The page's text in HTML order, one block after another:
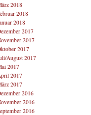
2018
2018
2018
2017
2017
2017
August 2017
2017
2017
2017
2016
2016
2016